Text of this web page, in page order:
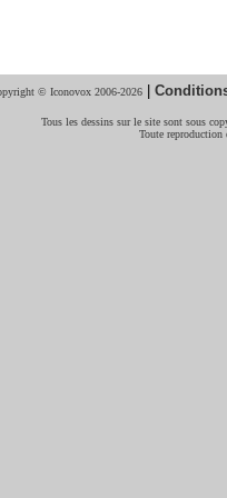
© Iconovox 2006-2026 |
Tous les dessins sur le site sont sous
Toute reproduction